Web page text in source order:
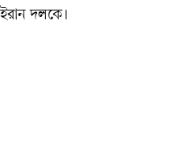
ইরান দলকে।